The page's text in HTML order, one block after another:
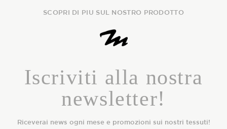
SCOPRI DI PIU SUL NOSTRO PRODOTTO
Iscriviti alla nostra
newsletter!
Riceverai news ogni mese e promozioni sui nostri tessuti!